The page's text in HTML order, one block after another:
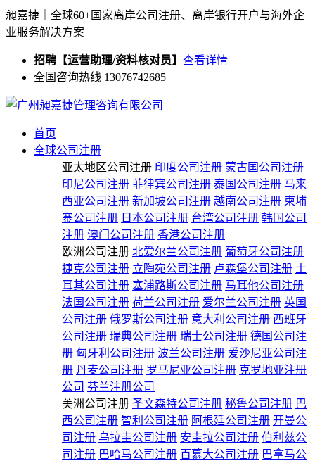
昶嘉捷｜全球60+国家离岸公司注册、离岸银行开户与海外企
业服务解决方案
招聘【运营助理/资料核对员】 查看详情
全国咨询热线 13076742685
首页
全球公司注册
亚太地区公司注册 印度公司注册 蒙古国公司注册
印尼公司注册 菲律宾公司注册 泰国公司注册 马来
西亚公司注册 新加坡公司注册 越南公司注册 柬埔
寨公司注册 日本公司注册 台湾公司注册 韩国公司
注册 澳门公司注册 香港公司注册
欧洲公司注册 北爱尔兰公司注册 葡萄牙公司注册
捷克公司注册 立陶宛公司注册 卢森堡公司注册 土
耳其公司注册 塞浦路斯公司注册 马耳他公司注册
法国公司注册 荷兰公司注册 爱尔兰公司注册 英国
公司注册 俄罗斯公司注册 意大利公司注册 西班牙
公司注册 瑞典公司注册 瑞士公司注册 德国公司注
册 匈牙利公司注册 波兰公司注册 爱沙尼亚公司注
册 丹麦公司注册 罗马尼亚公司注册 克罗地亚注册
公司 芬兰注册公司
美洲公司注册 圣文森特公司注册 秘鲁公司注册 巴
西公司注册 智利公司注册 阿根廷公司注册 开曼公
司注册 乌拉圭公司注册 安圭拉公司注册 伯利兹公
司注册 巴哈马公司注册 百慕大公司注册 巴拿马公